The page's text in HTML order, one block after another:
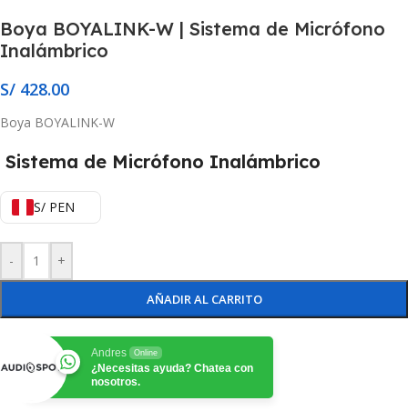
Boya BOYALINK-W | Sistema de Micrófono
Inalámbrico
S/ 428.00
Boya BOYALINK-W
Sistema de Micrófono Inalámbrico
S/ PEN
- +
AÑADIR AL CARRITO
Andres Online
¿Necesitas ayuda? Chatea con
nosotros.